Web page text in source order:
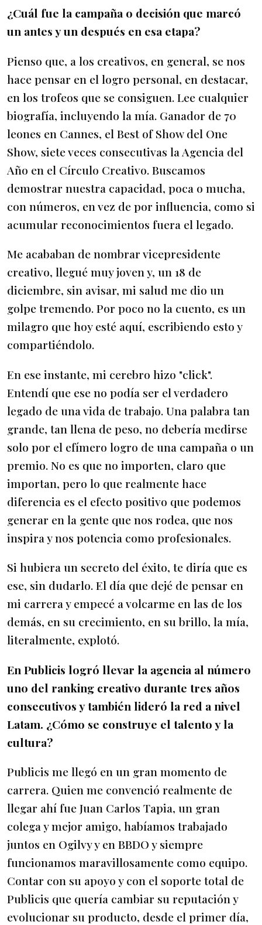
¿Cuál fue la campaña o decisión que marcó
un antes y un después en esa etapa?
Pienso que, a los creativos, en general, se nos
hace pensar en el logro personal, en destacar,
en los trofeos que se consiguen. Lee cualquier
biografía, incluyendo la mía. Ganador de 70
leones en Cannes, el Best of Show del One
Show, siete veces consecutivas la Agencia del
Año en el Círculo Creativo. Buscamos
demostrar nuestra capacidad, poca o mucha,
con números, en vez de por influencia, como si
acumular reconocimientos fuera el legado.
Me acababan de nombrar vicepresidente
creativo, llegué muy joven y, un 18 de
diciembre, sin avisar, mi salud me dio un
golpe tremendo. Por poco no la cuento, es un
milagro que hoy esté aquí, escribiendo esto y
compartiéndolo.
En ese instante, mi cerebro hizo "click".
Entendí que ese no podía ser el verdadero
legado de una vida de trabajo. Una palabra tan
grande, tan llena de peso, no debería medirse
solo por el efímero logro de una campaña o un
premio. No es que no importen, claro que
importan, pero lo que realmente hace
diferencia es el efecto positivo que podemos
generar en la gente que nos rodea, que nos
inspira y nos potencia como profesionales.
Si hubiera un secreto del éxito, te diría que es
ese, sin dudarlo. El día que dejé de pensar en
mi carrera y empecé a volcarme en las de los
demás, en su crecimiento, en su brillo, la mía,
literalmente, explotó.
En Publicis logró llevar la agencia al número
uno del ranking creativo durante tres años
consecutivos y también lideró la red a nivel
Latam. ¿Cómo se construye el talento y la
cultura?
Publicis me llegó en un gran momento de
carrera. Quien me convenció realmente de
llegar ahí fue Juan Carlos Tapia, un gran
colega y mejor amigo, habíamos trabajado
juntos en Ogilvy y en BBDO y siempre
funcionamos maravillosamente como equipo.
Contar con su apoyo y con el soporte total de
Publicis que quería cambiar su reputación y
evolucionar su producto, desde el primer día,